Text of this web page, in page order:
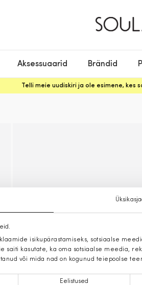
isikupärastamiseks, sotsiaalse
saiti kasutate, ka oma sotsiaalse meedia,
või mida nad on kogunud teiepoolse
Eelistused
Aksessuaarid Brändid
Telli meie uudiskiri ja ole esimene, kes